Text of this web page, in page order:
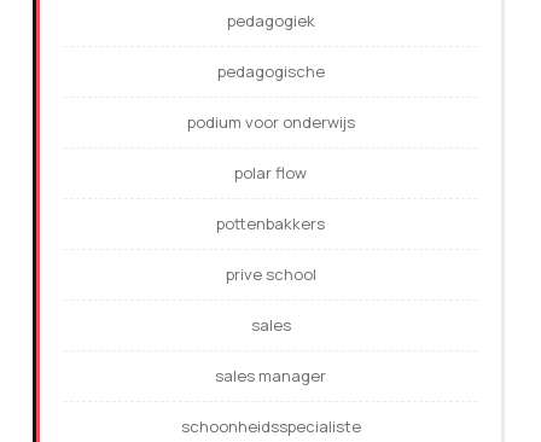
pedagogiek
pedagogische
podium voor onderwijs
polar flow
pottenbakkers
prive school
sales
sales manager
schoonheidsspecialiste